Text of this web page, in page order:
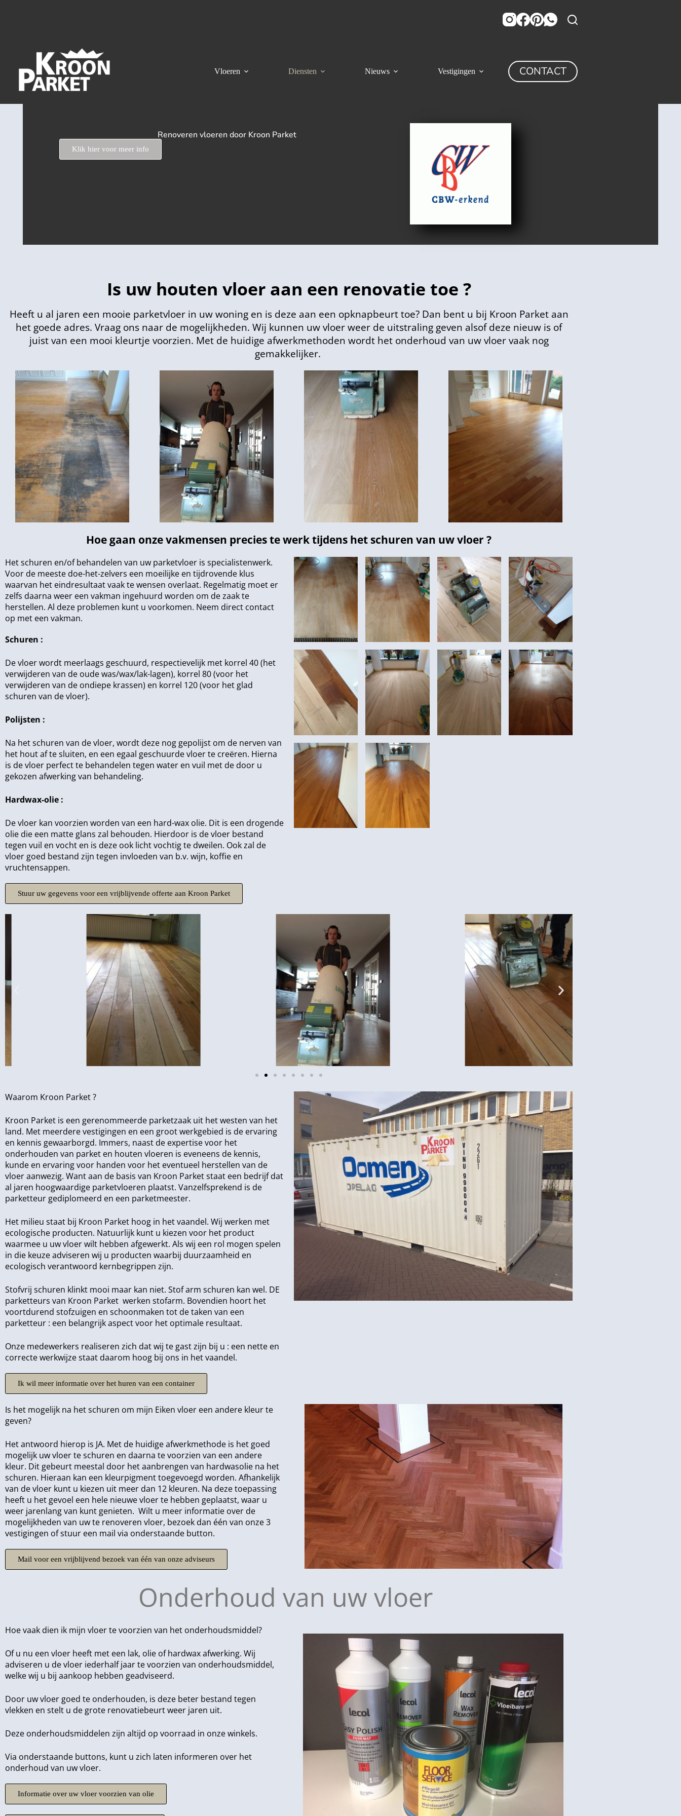
Vloeren Diensten Nieuws Vestigingen CONTACT
Renoveren vloeren door Kroon Parket
Klik hier voor meer info
Is uw houten vloer aan een renovatie toe ?
Heeft u al jaren een mooie parketvloer in uw woning en is deze aan een opknapbeurt toe? Dan bent u bij Kroon Parket aan
het goede adres. Vraag ons naar de mogelijkheden. Wij kunnen uw vloer weer de uitstraling geven alsof deze nieuw is of
juist van een mooi kleurtje voorzien. Met de huidige afwerkmethoden wordt het onderhoud van uw vloer vaak nog
gemakkelijker.
Hoe gaan onze vakmensen precies te werk tijdens het schuren van uw vloer ?
Het schuren en/of behandelen van uw parketvloer is specialistenwerk.
Voor de meeste doe-het-zelvers een moeilijke en tijdrovende klus
waarvan het eindresultaat vaak te wensen overlaat. Regelmatig moet er
zelfs daarna weer een vakman ingehuurd worden om de zaak te
herstellen. Al deze problemen kunt u voorkomen. Neem direct contact
op met een vakman.
Schuren :
De vloer wordt meerlaags geschuurd, respectievelijk met korrel 40 (het
verwijderen van de oude was/wax/lak-lagen), korrel 80 (voor het
verwijderen van de ondiepe krassen) en korrel 120 (voor het glad
schuren van de vloer).
Polijsten :
Na het schuren van de vloer, wordt deze nog gepolijst om de nerven van
het hout af te sluiten, en een egaal geschuurde vloer te creëren. Hierna
is de vloer perfect te behandelen tegen water en vuil met de door u
gekozen afwerking van behandeling.
Hardwax-olie :
De vloer kan voorzien worden van een hard-wax olie. Dit is een drogende
olie die een matte glans zal behouden. Hierdoor is de vloer bestand
tegen vuil en vocht en is deze ook licht vochtig te dweilen. Ook zal de
vloer goed bestand zijn tegen invloeden van b.v. wijn, koffie en
vruchtensappen.
Stuur uw gegevens voor een vrijblijvende offerte aan Kroon Parket
Waarom Kroon Parket ?
Kroon Parket is een gerenommeerde parketzaak uit het westen van het
land. Met meerdere vestigingen en een groot werkgebied is de ervaring
en kennis gewaarborgd. Immers, naast de expertise voor het
onderhouden van parket en houten vloeren is eveneens de kennis,
kunde en ervaring voor handen voor het eventueel herstellen van de
vloer aanwezig. Want aan de basis van Kroon Parket staat een bedrijf dat
al jaren hoogwaardige parketvloeren plaatst. Vanzelfsprekend is de
parketteur gediplomeerd en een parketmeester.
Het milieu staat bij Kroon Parket hoog in het vaandel. Wij werken met
ecologische producten. Natuurlijk kunt u kiezen voor het product
waarmee u uw vloer wilt hebben afgewerkt. Als wij een rol mogen spelen
in die keuze adviseren wij u producten waarbij duurzaamheid en
ecologisch verantwoord kernbegrippen zijn.
Stofvrij schuren klinkt mooi maar kan niet. Stof arm schuren kan wel. DE
parketteurs van Kroon Parket werken stofarm. Bovendien hoort het
voortdurend stofzuigen en schoonmaken tot de taken van een
parketteur : een belangrijk aspect voor het optimale resultaat.
Onze medewerkers realiseren zich dat wij te gast zijn bij u : een nette en
correcte werkwijze staat daarom hoog bij ons in het vaandel.
Ik wil meer informatie over het huren van een container
Is het mogelijk na het schuren om mijn Eiken vloer een andere kleur te
geven?
Het antwoord hierop is JA. Met de huidige afwerkmethode is het goed
mogelijk uw vloer te schuren en daarna te voorzien van een andere
kleur. Dit gebeurt meestal door het aanbrengen van hardwasolie na het
schuren. Hieraan kan een kleurpigment toegevoegd worden. Afhankelijk
van de vloer kunt u kiezen uit meer dan 12 kleuren. Na deze toepassing
heeft u het gevoel een hele nieuwe vloer te hebben geplaatst, waar u
weer jarenlang van kunt genieten. Wilt u meer informatie over de
mogelijkheden van uw te renoveren vloer, bezoek dan één van onze 3
vestigingen of stuur een mail via onderstaande button.
Mail voor een vrijblijvend bezoek van één van onze adviseurs
Onderhoud van uw vloer
Hoe vaak dien ik mijn vloer te voorzien van het onderhoudsmiddel?
Of u nu een vloer heeft met een lak, olie of hardwax afwerking. Wij
adviseren u de vloer iederhalf jaar te voorzien van onderhoudsmiddel,
welke wij u bij aankoop hebben geadviseerd.
Door uw vloer goed te onderhouden, is deze beter bestand tegen
vlekken en stelt u de grote renovatiebeurt weer jaren uit.
Deze onderhoudsmiddelen zijn altijd op voorraad in onze winkels.
Via onderstaande buttons, kunt u zich laten informeren over het
onderhoud van uw vloer.
Informatie over uw vloer voorzien van olie